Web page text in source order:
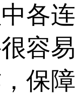
各
容
保